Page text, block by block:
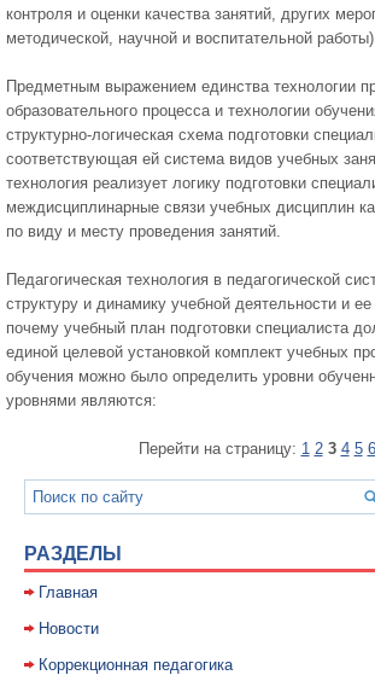
контроля и оценки качества занятий, других
методической, научной и воспитательной
Предметным выражением единства технологии
образовательного процесса и технологии
структурно-логическая схема подготовки
соответствующая ей система видов учебных
технология реализует логику подготовки
междисциплинарные связи учебных дисциплин
по виду и месту проведения занятий.
Педагогическая технология в педагогической
структуру и динамику учебной деятельности и
почему учебный план подготовки специалиста
единой целевой установкой комплект учебных
обучения можно было определить уровни
уровнями являются:
Перейти на страницу: 1 2 3 4 5 6
РАЗДЕЛЫ
Главная
Новости
Коррекционная педагогика